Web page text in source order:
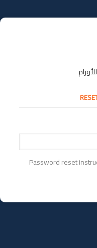
Password reset